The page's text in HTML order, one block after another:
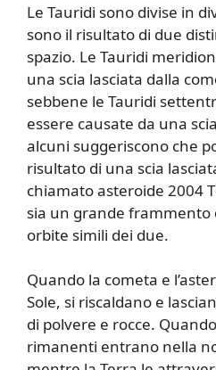
Le Tauridi sono divise in
sono il risultato di due
spazio. Le Tauridi
una scia lasciata dalla
sebbene le Tauridi
essere causate da una
alcuni suggeriscono che
risultato di una scia
chiamato asteroide 2004
sia un grande frammento
orbite simili dei due.
Quando la cometa e
Sole, si riscaldano e
di polvere e rocce.
rimanenti entrano nella